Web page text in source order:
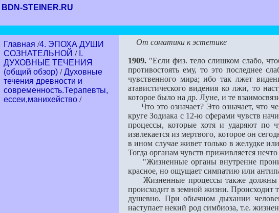
BDN-STEINER.RU
Главная /4. ЭПОХА ДУШИ
СОЗНАТЕЛЬНОЙ / I.
ДУХОВНЫЕ ТЕЧЕНИЯ
(общий обзор) /Духовные
течения древности и
современность.Терапевты,
ессеи,манихейство /
От соматики к эстетике
1909. "Если физ. тело слишком слабо,
противостоять ему, то это последнее
чувственно­го мира; ибо так лжет
атавистического видения ко лжи, то
которое было на др. Луне, и те
Что это означает? Это означает, что
круге Зодиака с 12-ю сферами чувств
процессы, которые хотя и ударяют по
извлекается из мертвого, которое он
в ином случае живет только в желу­дке
Тогда органам чувств приживляется
"Жизненные органы внутренне
красное, но ощущает симпатию или
Жизненные процессы также должны
происходит в земной жизни.
душевно. При обычном дыхании
наступает некий род симбиоза, т.е.